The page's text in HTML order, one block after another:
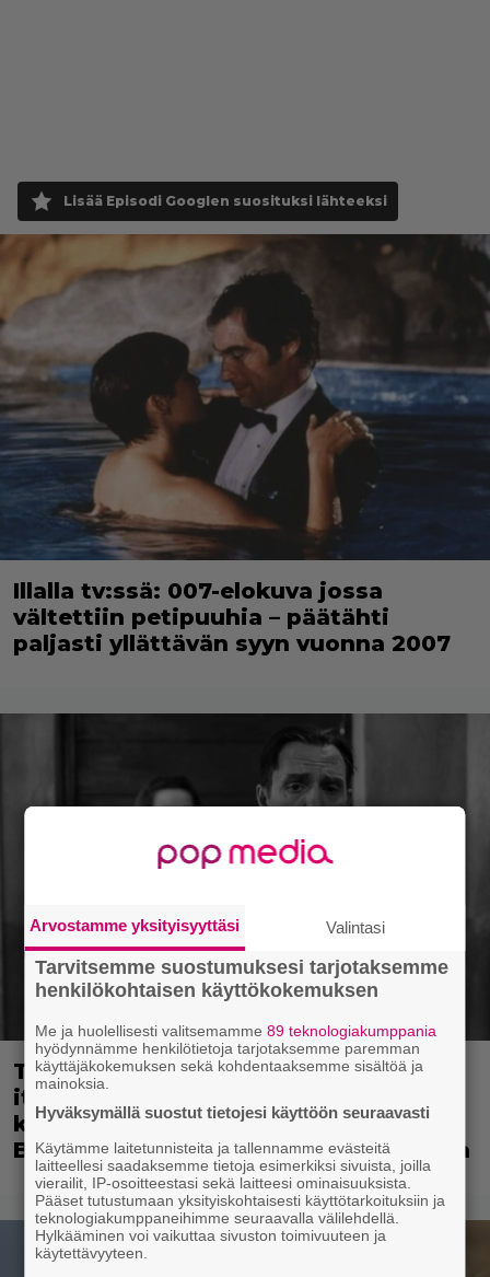
Lisää Episodi Googlen suosituksi lähteeksi
Illalla tv:ssä: 007-elokuva jossa
vältettiin petipuuhia – päätähti
paljasti yllättävän syyn vuonna 2007
Tänään tv:ssä: Vuoden 2023
italialaisesta elokuvasta tuli
kotimaassaan suositumpi kuin
Barbie – Nyt ensiesityksenä Suomessa
Arvostamme yksityisyyttäsi Valintasi
Tarvitsemme suostumuksesi tarjotaksemme
henkilökohtaisen käyttökokemuksen
Me ja huolellisesti valitsemamme89 teknologiakumppania
hyödynnämme henkilötietoja tarjotaksemme paremman
käyttäjäkokemuksen sekä kohdentaaksemme sisältöä ja
mainoksia.
Hyväksymällä suostut tietojesi käyttöön seuraavasti
Käytämme laitetunnisteita ja tallennamme evästeitä
laitteellesi saadaksemme tietoja esimerkiksi sivuista, joilla
vierailit, IP-osoitteestasi sekä laitteesi ominaisuuksista.
Pääset tutustumaan yksityiskohtaisesti käyttötarkoituksiin ja
teknologiakumppaneihimme seuraavalla välilehdellä.
Hylkääminen voi vaikuttaa sivuston toimivuuteen ja
käytettävyyteen.